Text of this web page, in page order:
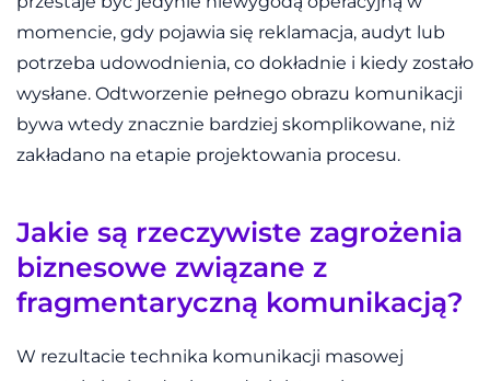
momencie, gdy pojawia się reklamacja, audyt lub
potrzeba udowodnienia, co dokładnie i kiedy zostało
wysłane. Odtworzenie pełnego obrazu komunikacji
bywa wtedy znacznie bardziej skomplikowane, niż
zakładano na etapie projektowania procesu.
Jakie są rzeczywiste zagrożenia
biznesowe związane z
fragmentaryczną komunikacją?
W rezultacie technika komunikacji masowej